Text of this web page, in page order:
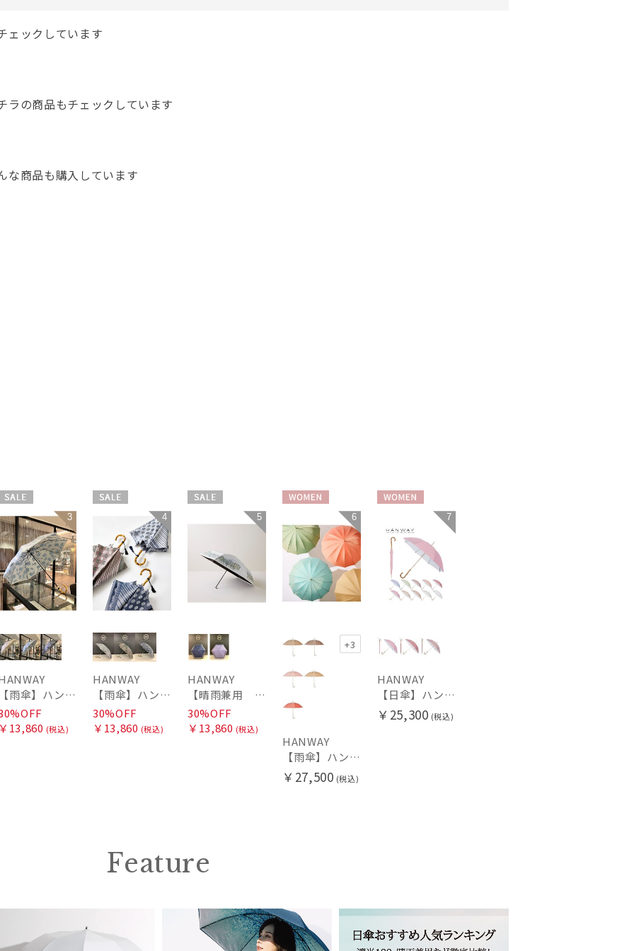
ェックしています
ラの商品もチェックしています
な商品も購入しています
3
【雨傘】ハンウェイ (HANWAY) Lily CJ（リリー・シー・ジェー） 日本製 親骨：51～55cm
13,860 (税込)
4
HANWAY
【雨傘】ハンウェイ (HANWAY) Pカットジャカード Dot & Stripe mix CJ ドット・アンド・ストライプ・シー・ジェー ショート長傘 日本製
30%OFF
￥13,860 (税込)
WOMEN
5
HANWAY
【晴雨兼用 折りたたみ日傘】ハンウェイ（ＨＡＮＷＡＹ）HW street（ハンウェイ・ストリート）
30%OFF
￥13,860 (税込)
6
+3
HANWAY
【雨傘】ハンウェイ （HANWAY ）真田耳（サナダミミ）長傘 日本製 カーボン骨
￥27,500 (税込)
7
HANWAY
【日傘】ハンウェイ (HANWAY) Pシエスタ 白ラミネート ナチュラルカラー 長傘 オールウェザー 遮光 竹手元 晴雨兼用 UV 日本製
￥25,300 (税込)
Feature